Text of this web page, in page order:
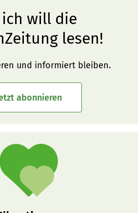
ich will die
lesen!
und informiert bleiben.
abonnieren